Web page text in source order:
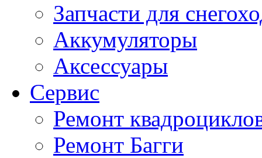
Запчасти для
Аккумуляторы
Аксессуары
Сервис
Ремонт
Ремонт Багги